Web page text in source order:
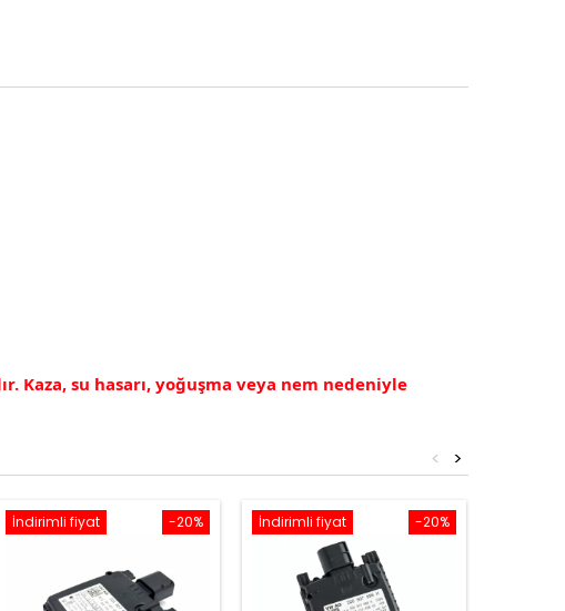
Kaza, su hasarı, yoğuşma veya nem nedeniyle
>
<
-20%
İndirimli fiyat -20%
İndirimli fiyat